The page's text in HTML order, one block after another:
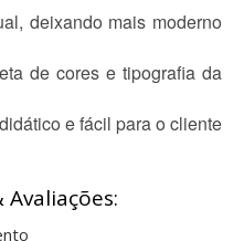
deixando mais moderno
de cores e tipografia da
e fácil para o cliente